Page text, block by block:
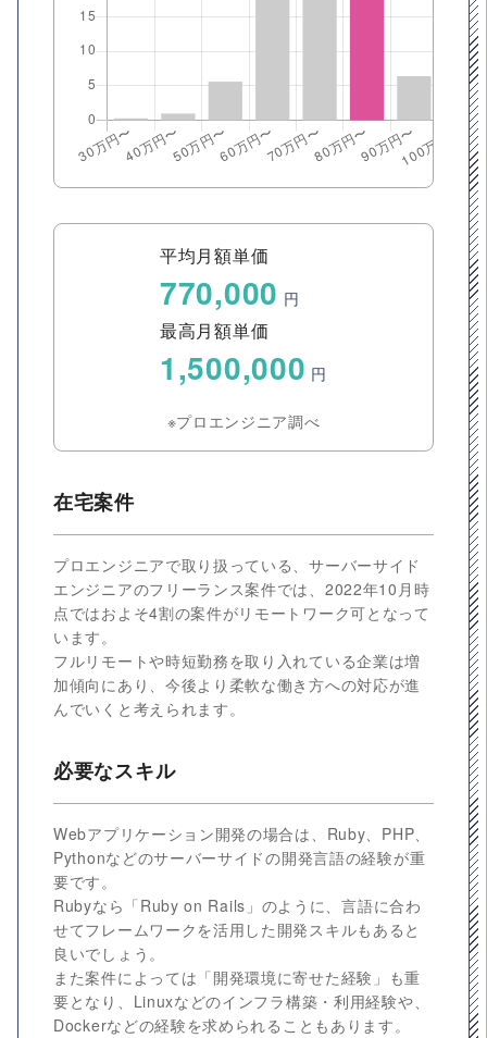
平均月額単価
770,000 円
最高月額単価
1,500,000 円
※プロエンジニア調べ
在宅案件
プロエンジニアで取り扱っている、サーバーサイド
エンジニアのフリーランス案件では、2022年10月時
点ではおよそ4割の案件がリモートワーク可となって
います。
フルリモートや時短勤務を取り入れている企業は増
加傾向にあり、今後より柔軟な働き方への対応が進
んでいくと考えられます。
必要なスキル
Webアプリケーション開発の場合は、Ruby、PHP、
Pythonなどのサーバーサイドの開発言語の経験が重
要です。
Rubyなら「Ruby on Rails」のように、言語に合わ
せてフレームワークを活用した開発スキルもあると
良いでしょう。
また案件によっては「開発環境に寄せた経験」も重
要となり、Linuxなどのインフラ構築・利用経験や、
Dockerなどの経験を求められることもあります。